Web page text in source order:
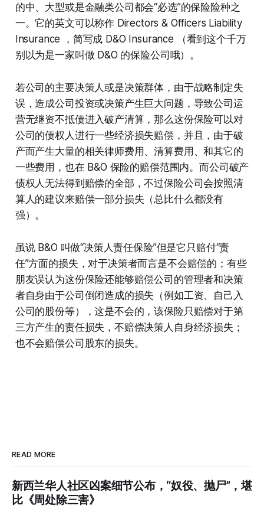
的中、大型或是金融类公司都会“必选”的保险险种之
一。它的英文可以称作 Directors & Officers Liability
Insurance ，简写成 D&O Insurance （看到这个千万
别以为是一家叫做 D&O 的保险公司哦）。
若公司的主要决策人或是决策群体，由于战略制定失
误，造成公司投资或决策产生巨大问题，导致公司运
营无继资不抵债进入破产清算，那么这份保险可以对
公司的债权人进行一些经济损失赔偿，并且，由于破
产而产生大量的相关律师费用、清算费用、和其它的
一些费用，也在 B&O 保险的赔偿范围内。而公司破产
债权人无法得到赔偿的全部，不过保险公司会按照清
算人的建议来赔偿一部分损失（总比什么都没有
强）。
虽说 B&O 叫做“决策人责任保险”但是它只赔付“责
任”方面的损失，对于决策者而言是不会赔偿的；有些
朋友误认为这份保险还能够赔偿公司的管理者和决策
者自身由于公司倒闭造成的损失（例如工资、自己入
公司的股份等），这是不会的，该保险只赔偿对于第
三方产生的责任损失，不赔偿决策人自身经济损失；
也不会赔偿公司股东的损失。
READ MORE
新西兰华人社区凶案细节公布，“奴役、抛尸”，堪
比《周处除三害》